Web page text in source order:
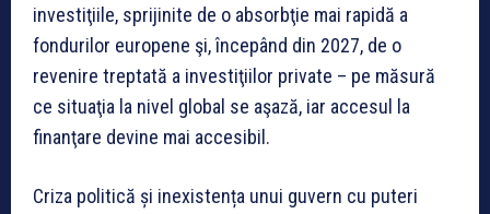
investiţiile, sprijinite de o absorbţie mai rapidă a
fondurilor europene şi, începând din 2027, de o
revenire treptată a investiţiilor private – pe măsură
ce situaţia la nivel global se aşază, iar accesul la
finanţare devine mai accesibil.
Criza politică și inexistența unui guvern cu puteri